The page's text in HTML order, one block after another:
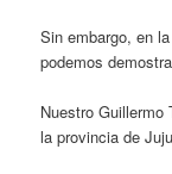
Sin embargo, en
podemos
Nuestro
la provincia de